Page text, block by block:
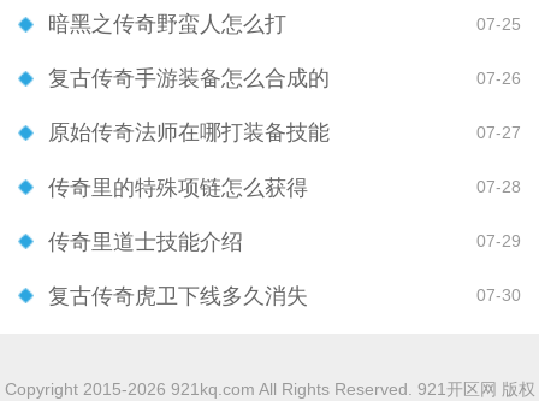
暗黑之传奇野蛮人怎么打 07-25
复古传奇手游装备怎么合成的 07-26
原始传奇法师在哪打装备技能 07-27
传奇里的特殊项链怎么获得 07-28
传奇里道士技能介绍 07-29
复古传奇虎卫下线多久消失 07-30
Copyright 2015-2026 921kq.com All Rights Reserved. 921开区网 版权